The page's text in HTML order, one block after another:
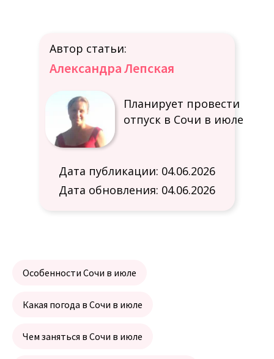
Дата публикации: 04.06.2026
Автор статьи:
Дата обновления: 04.06.2026
Планирует провести
отпуск в Сочи в июле
Александра Лепская
Особенности Сочи в июле
Какая погода в Сочи в июле
Чем заняться в Сочи в июле